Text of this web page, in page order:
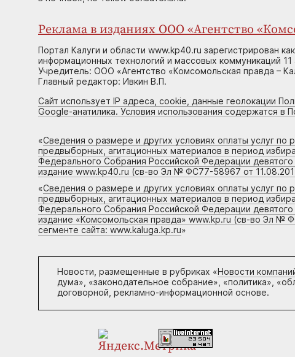
Реклама в изданиях ООО «Агентство
Портал Калуги и области www.kp40.ru зарегистрирован
информационных технологий и массовых коммуникаций
Учредитель: ООО «Агентство «Комсомольская правда –
Главный редактор: Ивкин В.П.
Сайт использует IP адреса, cookie, данные геолокации
Google-анатилика. Условия использования содержатся в
«Сведения о размере и других условиях оплаты услуг
предвыборных, агитационных материалов в период
Федерального Собрания Российской Федерации
издание www.kp40.ru (св-во Эл № ФС77-58967 от
«Сведения о размере и других условиях оплаты услуг
предвыборных, агитационных материалов в период
Федерального Собрания Российской Федерации
издание «Комсомольская правда» www.kp.ru (св-во Эл №
сегменте сайта: www.kaluga.kp.ru»
Новости, размещенные в рубриках «Новости
дума», «законодательное собрание», «политика»,
договорной, рекламно-информационной основе.